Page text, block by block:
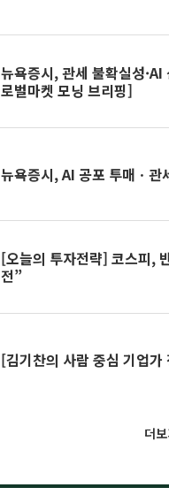
뉴욕증시, 관세 불확실성
로벌마켓 모닝 브리핑]
뉴욕증시, AI 공포 투매ㆍ
[오늘의 투자전략] 코스피,
전”
[김기찬의 사람 중심 기업
더